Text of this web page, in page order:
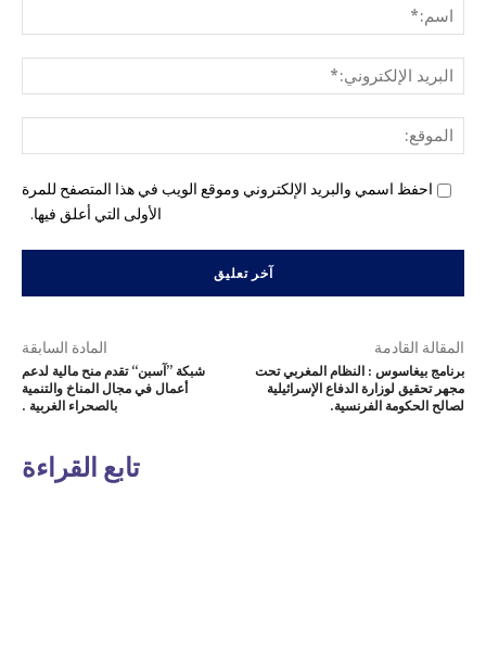
احفظ اسمي والبريد الإلكتروني وموقع الويب في هذا المتصفح للمرة
الأولى التي أعلق فيها.
المادة السابقة
شبكة ”آسبن“ تقدم منح مالية لدعم
أعمال في مجال المناخ والتنمية
بالصحراء الغربية .
المقالة القادمة
برنامج بيغاسوس : النظام المغربي تحت
مجهر تحقيق لوزارة الدفاع الإسرائيلية
لصالح الحكومة الفرنسية.
تابع القراءة